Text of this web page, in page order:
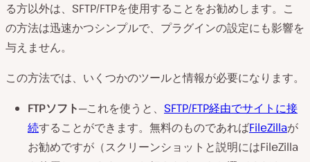
る方以外は、SFTP/FTPを使用することをお勧めします。こ
の方法は迅速かつシンプルで、プラグインの設定にも影響を
与えません。
この方法では、いくつかのツールと情報が必要になります。
FTPソフト─これを使うと、 SFTP/FTP経由でサイトに接
続することができます。無料のものであればFileZillaが
お勧めですが（スクリーンショットと説明にはFileZilla